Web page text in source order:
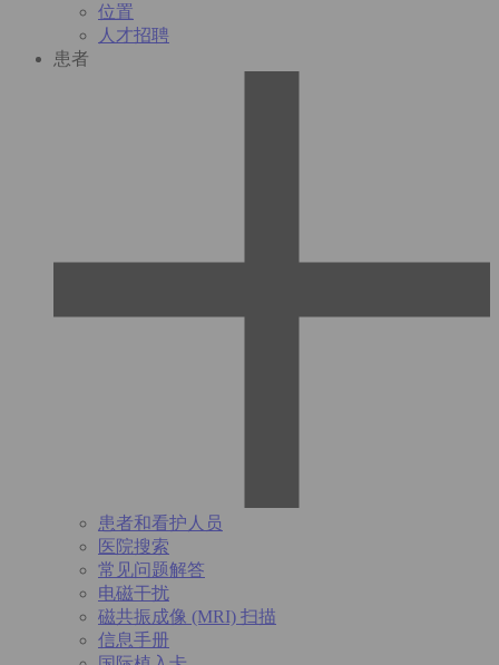
位置
人才招聘
患者
患者和看护人员
医院搜索
常见问题解答
电磁干扰
磁共振成像 (MRI) 扫描
信息手册